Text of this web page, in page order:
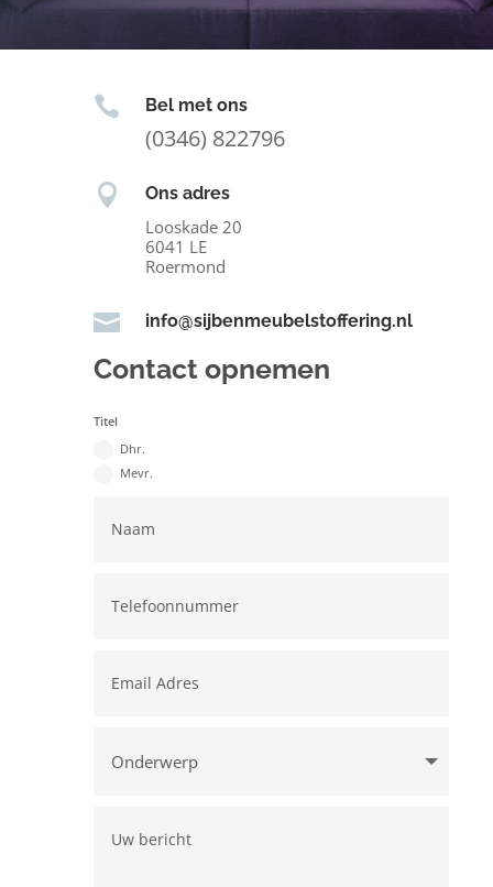
 Bel met ons
(0346) 822796
 Ons adres
Looskade 20
6041 LE
Roermond
 info@sijbenmeubelstoffering.nl
Contact opnemen
Titel
Dhr.
Mevr.